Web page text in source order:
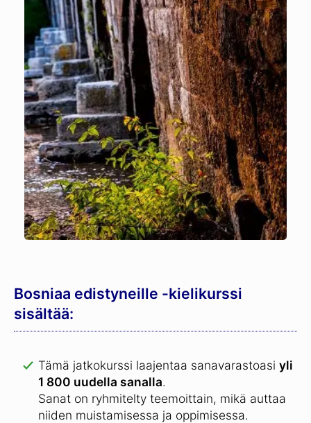
Bosniaa edistyneille -kielikurssi
sisältää:
Tämä jatkokurssi laajentaa sanavarastoasi yli
1 800 uudella sanalla.
Sanat on ryhmitelty teemoittain, mikä auttaa
niiden muistamisessa ja oppimisessa.